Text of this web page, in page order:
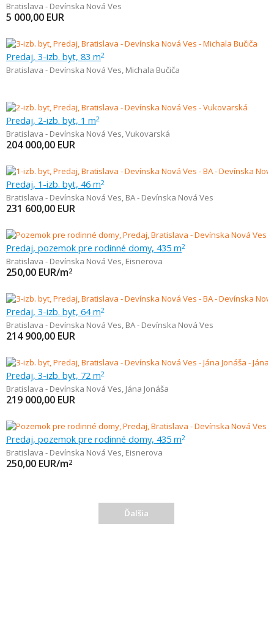
Bratislava - Devínska Nová Ves
5 000,00 EUR
Predaj, 3-izb. byt, 83 m2
Bratislava - Devínska Nová Ves, Michala Bučiča
Predaj, 2-izb. byt, 1 m2
Bratislava - Devínska Nová Ves,Vukovarská
204 000,00 EUR
Predaj, 1-izb. byt, 46 m2
Bratislava - Devínska Nová Ves, BA - Devínska Nová Ves
231 600,00 EUR
Predaj, pozemok pre rodinné domy, 435 m2
Bratislava - Devínska Nová Ves, Eisnerova
250,00 EUR/m2
Predaj, 3-izb. byt, 64 m2
Bratislava - Devínska Nová Ves, BA - Devínska Nová Ves
214 900,00 EUR
Predaj, 3-izb. byt, 72 m2
Bratislava - Devínska Nová Ves, Jána Jonáša
219 000,00 EUR
Predaj, pozemok pre rodinné domy, 435 m2
Bratislava - Devínska Nová Ves, Eisnerova
250,00 EUR/m2
Ďalšia